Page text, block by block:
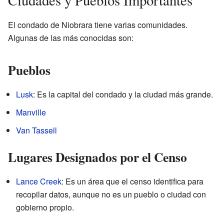
El condado de Niobrara tiene varias comunidades.
Algunas de las más conocidas son:
Pueblos
Lusk: Es la capital del condado y la ciudad más grande.
Manville
Van Tassell
Lugares Designados por el Censo
Lance Creek: Es un área que el censo identifica para
recopilar datos, aunque no es un pueblo o ciudad con
gobierno propio.